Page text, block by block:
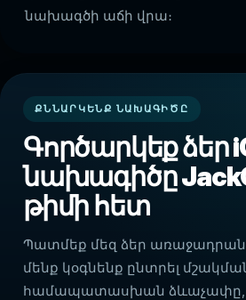
նախագծի աճի վրա։
ՔՆՆԱՐԿԵՆՔ ՆԱԽԱԳԻԾԸ
Գործարկեք ձեր
նախագիծը
թիմի հետ
Պատմեք մեզ ձեր
մենք կօգնենք ընտրել
համապատասխան ձևաչափը,